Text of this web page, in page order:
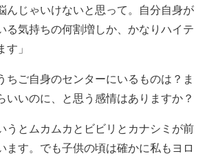
んじゃいけないと思って。自分自身が
る気持ちの何割増しか、かなりハイテ
」
ちご自身のセンターにいるものは？ま
いいのに、と思う感情はありますか？
うとムカムカとビビリとカナシミが前
ます。でも子供の頃は確かに私もヨロ